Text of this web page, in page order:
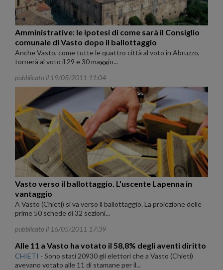
Amministrative: le ipotesi di come sarà il Consiglio
comunale di Vasto dopo il ballottaggio
Anche Vasto, come tutte le quattro città al voto in Abruzzo,
tornerà al voto il 29 e 30 maggio...
pubblicato il 19/05/2011 11:04
Vasto verso il ballottaggio. L'uscente Lapenna in
vantaggio
A Vasto (Chieti) si va verso il ballottaggio. La proiezione delle
prime 50 schede di 32 sezioni...
pubblicato il 16/05/2011 17:39
Alle 11 a Vasto ha votato il 58,8% degli aventi diritto
CHIETI - Sono stati 20930 gli elettori che a Vasto (Chieti)
avevano votato alle 11 di stamane per il...